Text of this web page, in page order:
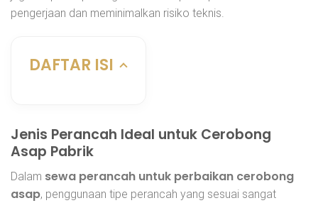
pengerjaan dan meminimalkan risiko teknis.
DAFTAR ISI
Jenis Perancah Ideal untuk Cerobong
Asap Pabrik
Dalam sewa perancah untuk perbaikan cerobong
asap, penggunaan tipe perancah yang sesuai sangat